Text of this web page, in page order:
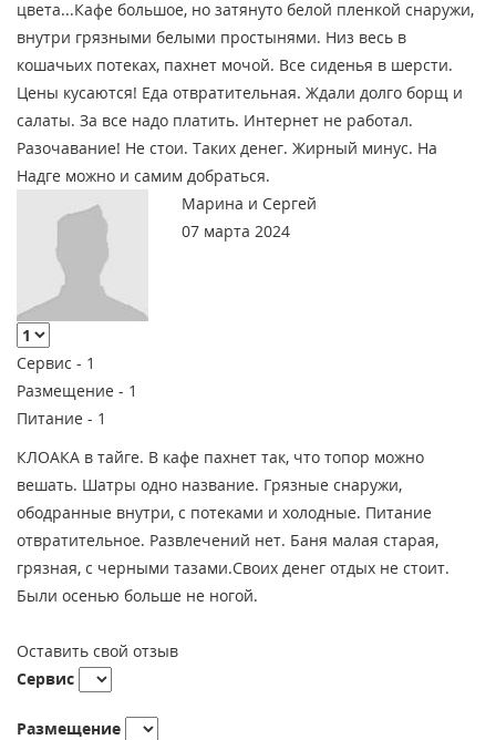
цвета...Кафе большое, но затянуто белой пленкой снаружи,
внутри грязными белыми простынями. Низ весь в
кошачьих потеках, пахнет мочой. Все сиденья в шерсти.
Цены кусаются! Еда отвратительная. Ждали долго борщ и
салаты. За все надо платить. Интернет не работал.
Разочавание! Не стои. Таких денег. Жирный минус. На
Надге можно и самим добраться.
Марина и Сергей
07 марта 2024
Сервис - 1
Размещение - 1
Питание - 1
КЛОАКА в тайге. В кафе пахнет так, что топор можно
вешать. Шатры одно название. Грязные снаружи,
ободранные внутри, с потеками и холодные. Питание
отвратительное. Развлечений нет. Баня малая старая,
грязная, с черными тазами.Своих денег отдых не стоит.
Были осенью больше не ногой.
Оставить свой отзыв
Сервис
Размещение